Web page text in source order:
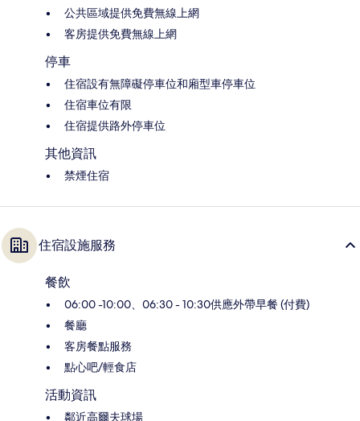
公共區域提供免費無線上網
客房提供免費無線上網
停車
住宿設有無障礙停車位和廂型車停車位
住宿車位有限
住宿提供路外停車位
其他資訊
禁煙住宿
住宿設施服務
餐飲
06:00 -10:00、06:30 - 10:30供應外帶早餐 (付費)
餐廳
客房餐點服務
點心吧/輕食店
活動資訊
鄰近高爾夫球場